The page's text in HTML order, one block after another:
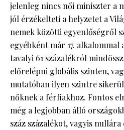
jelenleg nincs női miniszter a
jól érzékelteti a helyzetet a
nemek közötti egyenlőségről
egyébként már 17. alkalommal
tavalyi 61 százalékról
előrelépni globális szinten,
mutatóban ilyen szintre
nőknek a férfiakhoz. Fontos
még a legjobban álló
száz százalékot, vagyis